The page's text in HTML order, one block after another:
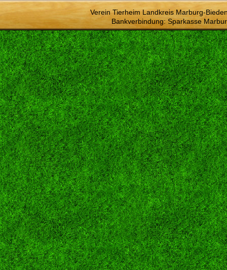
Verein Tierheim Landkreis Marburg-
Bankverbindung: Sparkasse